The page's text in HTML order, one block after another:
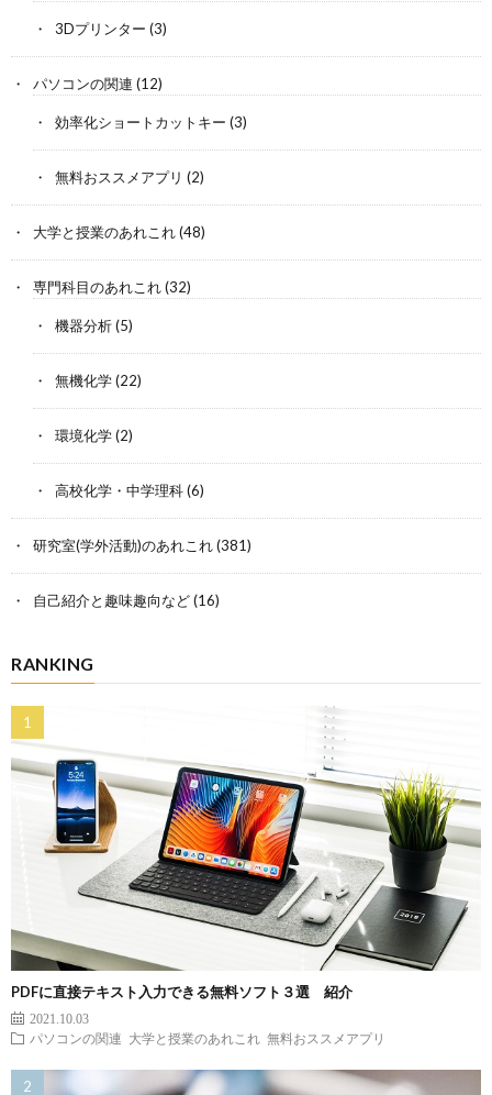
3Dプリンター (3)
パソコンの関連 (12)
効率化ショートカットキー (3)
無料おススメアプリ (2)
大学と授業のあれこれ(48)
専門科目のあれこれ(32)
機器分析(5)
無機化学(22)
環境化学(2)
高校化学・中学理科(6)
研究室(学外活動)のあれこれ(381)
自己紹介と趣味趣向など(16)
RANKING
PDFに直接テキスト入力できる無料ソフト３選 紹介
2021.10.03
パソコンの関連
大学と授業のあれこれ 無料おススメアプリ